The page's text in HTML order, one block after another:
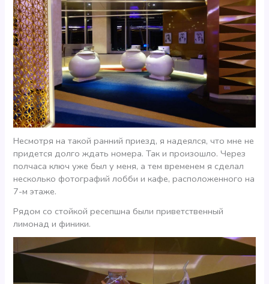
Несмотря на такой ранний приезд, я надеялся, что мне не
придется долго ждать номера. Так и произошло. Через
полчаса ключ уже был у меня, а тем временем я сделал
несколько фотографий лобби и кафе, расположенного на
7-м этаже.
Рядом со стойкой ресепшна были приветственный
лимонад и финики.